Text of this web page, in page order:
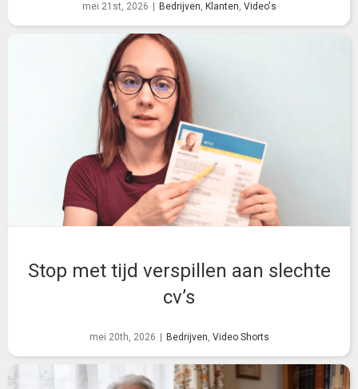
mei 21st, 2026 Bedrijven, Klanten, Video's
Stop met tijd verspillen aan slechte
cv’s
mei 20th, 2026 Bedrijven, Video Shorts